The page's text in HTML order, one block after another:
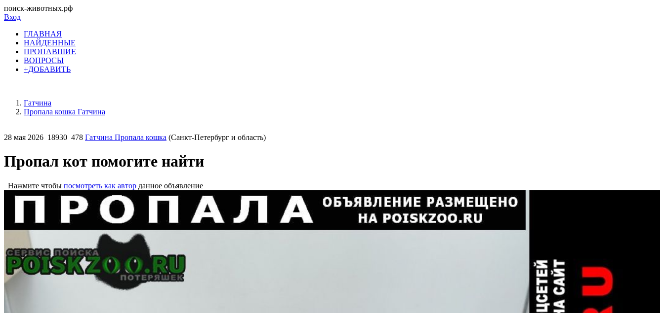
поиск-животных.рф
Вход
ГЛАВНАЯ
НАЙДЕННЫЕ
ПРОПАВШИЕ
ВОПРОСЫ
+ДОБАВИТЬ
Гатчина
Пропала кошка Гатчина
28 мая 2026 18930 478 Гатчина Пропала кошка (Санкт-Петербург и область)
Пропал кот помогите найти
Нажмите чтобы посмотреть как автор данное объявление